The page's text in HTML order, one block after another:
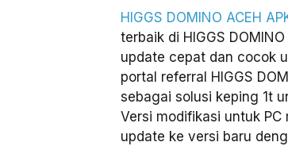
HIGGS DOMINO ACEH
terbaik di HIGGS
update cepat dan cocok
portal referral HIGGS
sebagai solusi keping 1t
Versi modifikasi untuk
update ke versi baru